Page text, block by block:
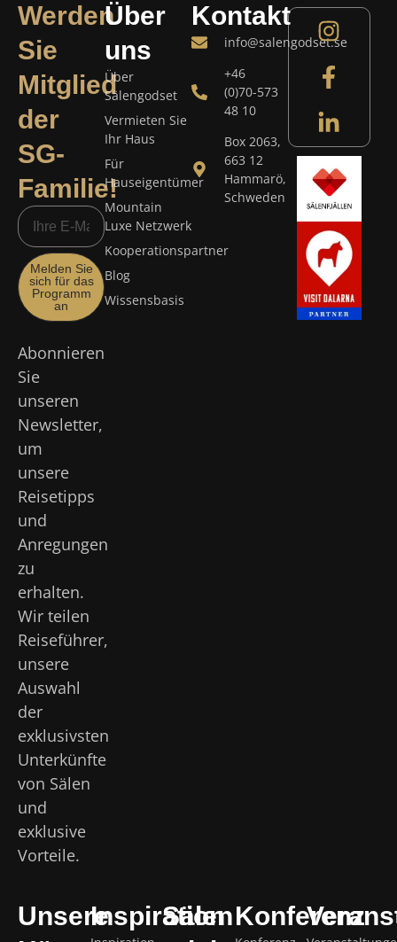
Werden
Sie
Mitglied
der
SG-
Familie!
Melden Sie
sich für das
Programm
an
Abonnieren
Sie
unseren
Newsletter,
um
unsere
Reisetipps
und
Anregungen
zu
erhalten.
Wir teilen
Reiseführer,
unsere
Auswahl
der
exklusivsten
Unterkünfte
von Sälen
und
exklusive
Vorteile.
Über
uns
Über
Sälengodset
Vermieten Sie
Ihr Haus
Für
Hauseigentümer
Mountain
Luxe Netzwerk
Kooperationspartner
Blog
Wissensbasis
Kontakt
info@salengodset.se
+46
(0)70-573
48 10
Box 2063,
663 12
Hammarö,
Schweden
UnsereInspiration
SälenKonferenz